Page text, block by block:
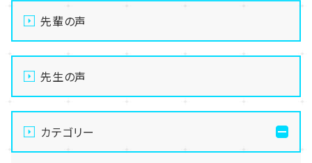
先輩の声
先生の声
カテゴリー